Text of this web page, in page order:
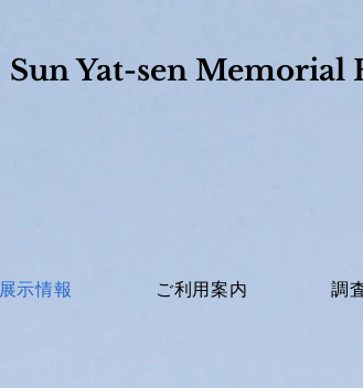
Sun Yat-sen Memorial
展示情報 ご利用案内 調